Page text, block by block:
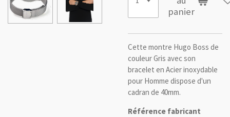
panier
Cette montre Hugo Boss de
couleur Gris avec son
bracelet en Acier inoxydable
pour Homme dispose d'un
cadran de 40mm.
Référence fabricant